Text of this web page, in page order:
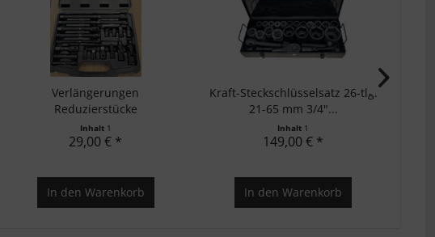
Verlängerungen
Reduzierstücke
Kreuzgelenkesatz,...
Inhalt 1
29,00 € *
In den Warenkorb
Kraft-Steckschlüsselsatz 26-tlg.
21-65 mm 3/4"...
Inhalt 1
149,00 € *
In den Warenkorb